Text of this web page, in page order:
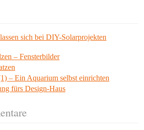
sich bei DIY-Solarprojekten
– Fensterbilder
– Ein Aquarium selbst einrichten
fürs Design-Haus